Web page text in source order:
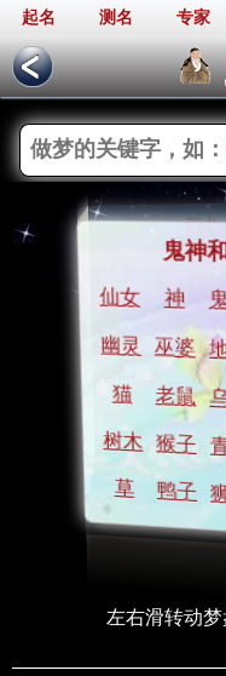
起名 测名 专家
周
生活
爱情
接吻
私奔
抛弃
金钱
表扬
惩罚
打架
地狱
监狱
鬼神
仙女 神
幽灵 巫婆
猫 老鼠
树木 猴子
草 鸭子
左右滑转动梦